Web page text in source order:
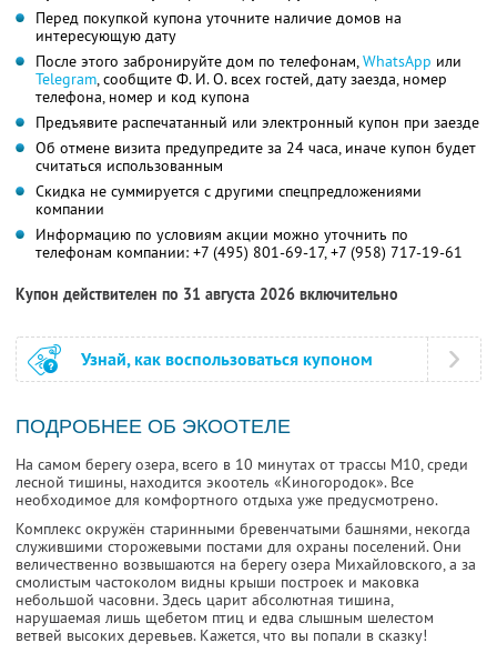
Перед покупкой купона уточните наличие домов на
интересующую дату
После этого забронируйте дом по телефонам,WhatsApp или
Telegram, сообщите Ф. И. О. всех гостей, дату заезда, номер
телефона, номер и код купона
Предъявите распечатанный или электронный купон при заезде
Об отмене визита предупредите за 24 часа, иначе купон будет
считаться использованным
Скидка не суммируется с другими спецпредложениями
компании
Информацию по условиям акции можно уточнить по
телефонам компании: +7 (495) 801-69-17, +7 (958) 717-19-61
Купон действителен по 31 августа 2026 включительно
Узнай, как воспользоваться купоном
ПОДРОБНЕЕ ОБ ЭКООТЕЛЕ
На самом берегу озера, всего в 10 минутах от трассы М10, среди
лесной тишины, находится экоотель «Киногородок». Все
необходимое для комфортного отдыха уже предусмотрено.
Комплекс окружён старинными бревенчатыми башнями, некогда
служившими сторожевыми постами для охраны поселений. Они
величественно возвышаются на берегу озера Михайловского, а за
смолистым частоколом видны крыши построек и маковка
небольшой часовни. Здесь царит абсолютная тишина,
нарушаемая лишь щебетом птиц и едва слышным шелестом
ветвей высоких деревьев. Кажется, что вы попали в сказку!